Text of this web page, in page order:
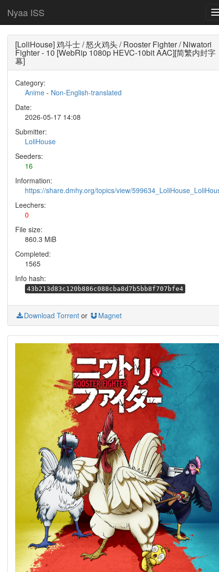
Nyaa ISS
[LoliHouse] 鸡斗士 / 怒火鸡头 / Rooster Fighter / Niwatori
Fighter - 10 [WebRip 1080p HEVC-10bit AAC][简繁内封字
幕]
Category:
Anime - Non-English-translated
Date:
2026-05-17 14:08
Submitter:
LoliHouse
Seeders:
16
Information:
https://share.dmhy.org/topics/view/
Leechers:
0
File size:
860.3 MiB
Completed:
1565
Info hash:
43b213d83c120b886c088cba8d7b5bb8f707bfe4
Download Torrent or Magnet